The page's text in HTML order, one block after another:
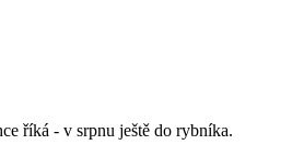
říká - v srpnu ještě do rybníka.